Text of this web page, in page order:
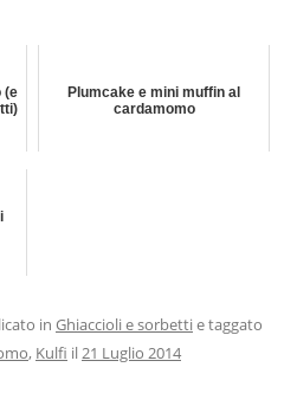
(e
Plumcake e mini muffin al
cardamomo
in Ghiaccioli e sorbettie taggato
, Kulfi il21 Luglio 2014